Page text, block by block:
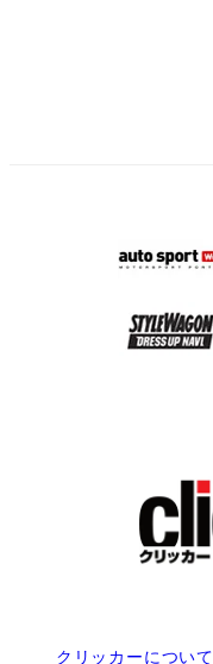
クリッカーについて